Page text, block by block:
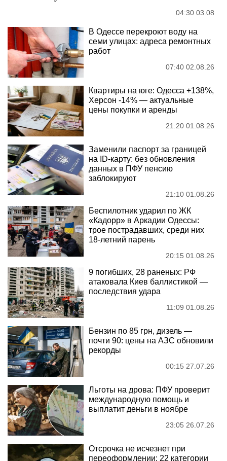
04:30 03.08
В Одессе перекроют воду на
семи улицах: адреса ремонтных
работ
07:40 02.08.26
Квартиры на юге: Одесса +138%,
Херсон -14% — актуальные
цены покупки и аренды
21:20 01.08.26
Заменили паспорт за границей
на ID-карту: без обновления
данных в ПФУ пенсию
заблокируют
21:10 01.08.26
Беспилотник ударил по ЖК
«Кадорр» в Аркадии Одессы:
трое пострадавших, среди них
18-летний парень
20:15 01.08.26
9 погибших, 28 раненых: РФ
атаковала Киев баллистикой —
последствия удара
11:09 01.08.26
Бензин по 85 грн, дизель —
почти 90: цены на АЗС обновили
рекорды
00:15 27.07.26
Льготы на дрова: ПФУ проверит
международную помощь и
выплатит деньги в ноябре
23:05 26.07.26
Отсрочка не исчезнет при
переоформлении: 22 категории